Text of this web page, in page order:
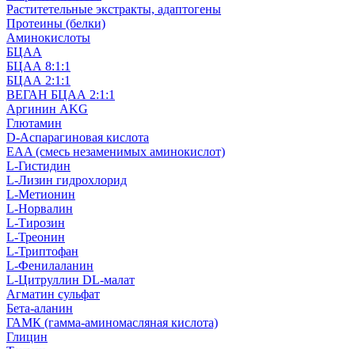
Раститетельные экстракты, адаптогены
Протеины (белки)
Аминокислоты
БЦАА
БЦАА 8:1:1
БЦАА 2:1:1
ВЕГАН БЦАА 2:1:1
Аргинин AKG
Глютамин
D-Аспарагиновая кислота
EAA (смесь незаменимых аминокислот)
L-Гистидин
L-Лизин гидрохлорид
L-Метионин
L-Норвалин
L-Тирозин
L-Треонин
L-Триптофан
L-Фенилаланин
L-Цитруллин DL-малат
Агматин cульфат
Бета-аланин
ГАМК (гамма-аминомасляная кислота)
Глицин